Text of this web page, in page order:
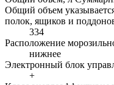
Общий объем
полок, ящиков и
334
Расположение
нижнее
Электронный блок
+